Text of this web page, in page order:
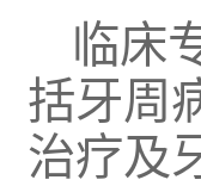
临床
括牙周
治疗及